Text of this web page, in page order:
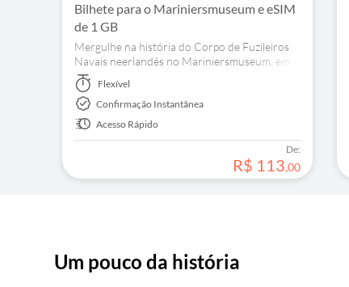
Bilhete para o Mariniersmuseum e eSIM
de 1 GB
Mergulhe na história do Corpo de Fuzileiros
Navais neerlandês no Mariniersmuseum, em
Roterdão. Experimente a vida de um fuzileiro
naval através de exposições e atividades
imersivas.
Flexível
Confirmação Instantânea
Acesso Rápido
De:
R$ 113,00
Um pouco da história